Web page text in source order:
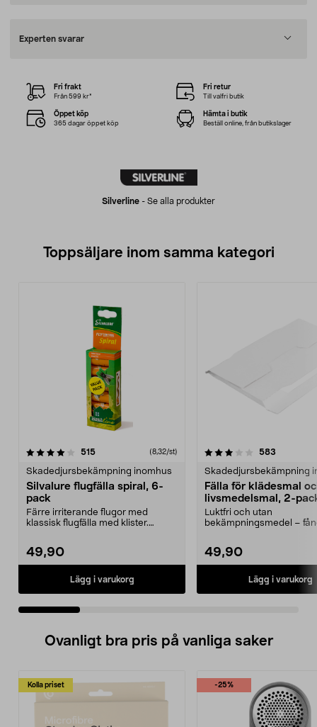
Experten svarar
Silverline - Se alla produkter
Fri frakt
Från 599 kr*
Fri retur
Till valfri butik
Öppet köp
365 dagar öppet köp
Hämta i butik
Beställ online, från butikslager
Toppsäljare inom samma kategori
515recensioner (8,32/st)
Skadedjursbekämpning inomhus
Silvalure flugfälla spiral, 6-
pack
Färre irriterande flugor med
klassisk flugfälla med klister.
49,90
Lägg i varukorg
3.5 av 5 stjärnor 583
Skadedjursbekämpning
Fälla för klädesmal
livsmedelsmal, 2-
Luktfri och utan
bekämpningsmedel –
49,90
Lägg i varukorg
4.5 av 5 stjärnor
Ovanligt bra pris på vanliga saker
Kolla priset -25%